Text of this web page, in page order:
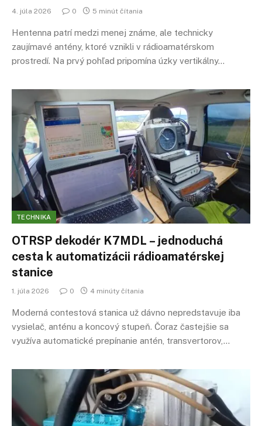
4. júla 2026 0 5 minút čítania
Hentenna patrí medzi menej známe, ale technicky
zaujímavé antény, ktoré vznikli v rádioamatérskom
prostredí. Na prvý pohľad pripomína úzky vertikálny…
TECHNIKA
OTRSP dekodér K7MDL – jednoduchá
cesta k automatizácii rádioamatérskej
stanice
1. júla 2026 0 4 minúty čítania
Moderná contestová stanica už dávno nepredstavuje iba
vysielač, anténu a koncový stupeň. Čoraz častejšie sa
využíva automatické prepínanie antén, transvertorov,…